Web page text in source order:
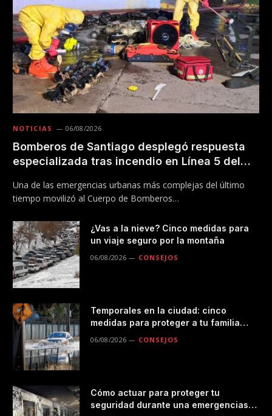
NOTICIAS 06/08/2026
Bomberos de Santiago desplegó respuesta
especializada tras incendio en Línea 5 del
Una de las emergencias urbanas más complejas del último
tiempo movilizó al Cuerpo de Bomberos…
¿Vas a la nieve? Cinco medidas para
un viaje seguro por la montaña
06/08/2026 CONSEJOS
Temporales en la ciudad: cinco
medidas para proteger a tu familia
06/08/2026 CONSEJOS
Cómo actuar para proteger tu
seguridad durante una emergencias